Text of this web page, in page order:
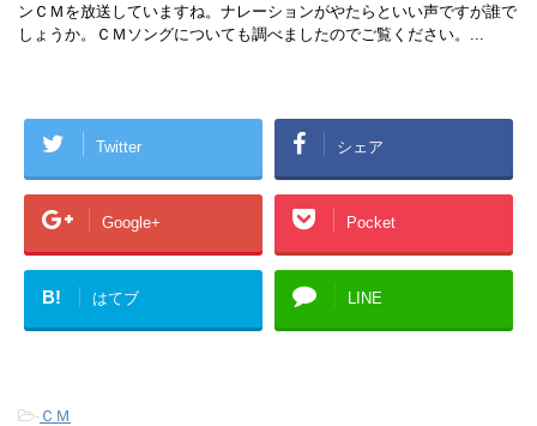
ンＣＭを放送していますね。ナレーションがやたらといい声ですが誰で
しょうか。ＣＭソングについても調べましたのでご覧ください。...
Twitter シェア
Google+ Pocket
B! はてブ LINE
- ＣＭ